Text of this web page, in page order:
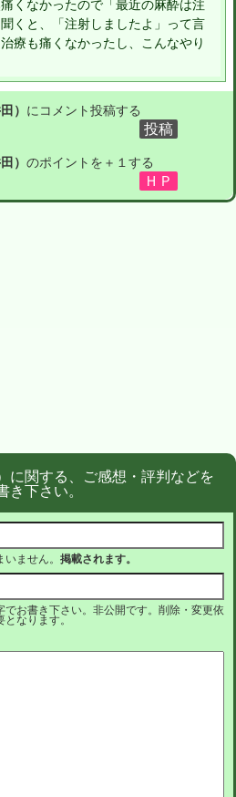
くなかったので「最近の麻酔は注
くと、「注射しましたよ」って言
療も痛くなかったし、こんなやり
） にコメント投稿する
） のポイントを＋１する
に関する、ご感想・評判などを
き下さい。
いません。 掲載されます。
でお書き下さい。非公開です。削除・変更依
となります。